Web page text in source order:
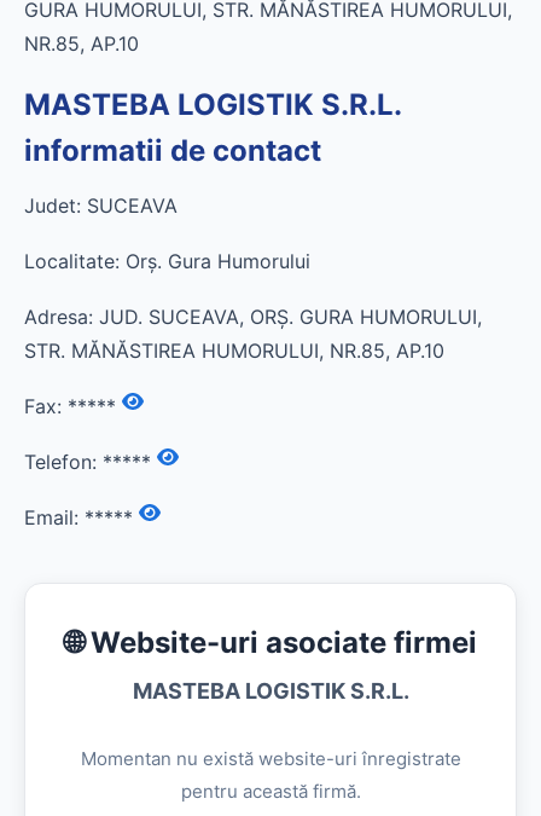
GURA HUMORULUI, STR. MĂNĂSTIREA HUMORULUI,
NR.85, AP.10
MASTEBA LOGISTIK S.R.L.
informatii de contact
Judet: SUCEAVA
Localitate: Orş. Gura Humorului
Adresa: JUD. SUCEAVA, ORŞ. GURA HUMORULUI,
STR. MĂNĂSTIREA HUMORULUI, NR.85, AP.10
Fax: *****
Telefon: *****
Email: *****
🌐 Website-uri asociate firmei
MASTEBA LOGISTIK S.R.L.
Momentan nu există website-uri înregistrate
pentru această firmă.